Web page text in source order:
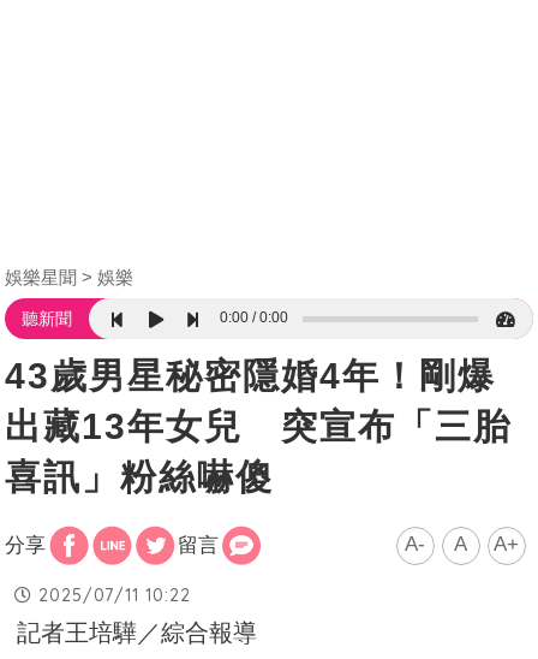
娛樂星聞 娛樂
聽新聞 0:00 0:00
43歲男星秘密隱婚4年！剛爆
出藏13年女兒 突宣布「三胎
喜訊」粉絲嚇傻
分享 留言 A- A A+
2025/07/11 10:22
記者王培驊／綜合報導